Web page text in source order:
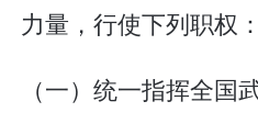
力量，行使下列职权：
（一）统一指挥全国